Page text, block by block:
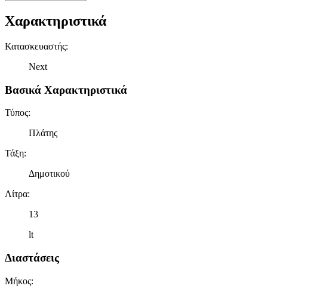
Χαρακτηριστικά
Κατασκευαστής:
Next
Βασικά Χαρακτηριστικά
Τύπος:
Πλάτης
Τάξη:
Δημοτικού
Λίτρα:
13
lt
Διαστάσεις
Μήκος: